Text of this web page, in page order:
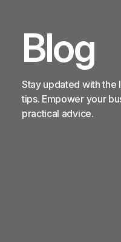
Blog
Stay updated with
tips. Empower your
practical advice.